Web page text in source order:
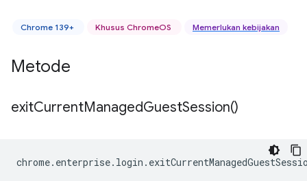
Chrome 139+ Khusus ChromeOS Memerlukan kebijakan
Metode
exitCurrentManagedGuestSession()
chrome. enterprise. login .